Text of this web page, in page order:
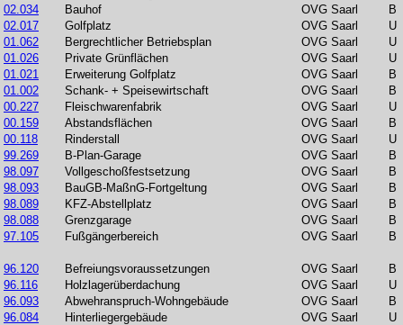
02.034
Bauhof OVG Saarl
B
02.017
Golfplatz OVG Saarl
U
01.062
Bergrechtlicher Betriebsplan OVG Saarl
U
01.026
Private Grünflächen OVG Saarl
U
01.021
Erweiterung Golfplatz OVG Saarl
B
01.002
Schank- + Speisewirtschaft OVG Saarl
B
00.227
Fleischwarenfabrik OVG Saarl
U
00.159
Abstandsflächen OVG Saarl
B
00.118
Rinderstall OVG Saarl
U
99.269
B-Plan-Garage OVG Saarl
B
98.097
Vollgeschoßfestsetzung OVG Saarl
B
98.093
BauGB-MaßnG-Fortgeltung OVG Saarl
B
98.089
KFZ-Abstellplatz OVG Saarl
B
98.088
Grenzgarage OVG Saarl
B
97.105
Fußgängerbereich OVG Saarl B
96.120 Befreiungsvoraussetzungen OVG Saarl
B
96.116
Holzlagerüberdachung OVG Saarl
U
96.093
Abwehranspruch-Wohngebäude OVG Saarl
B
96.084
Hinterliegergebäude OVG Saarl
U